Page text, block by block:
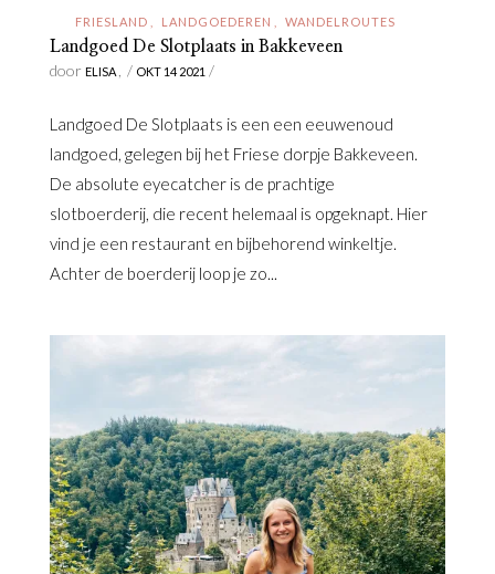
FRIESLAND LANDGOEDEREN WANDELROUTES
Landgoed De Slotplaats in Bakkeveen
door ELISA / OKT 14 2021 /
Landgoed De Slotplaats is een een eeuwenoud
landgoed, gelegen bij het Friese dorpje Bakkeveen.
De absolute eyecatcher is de prachtige
slotboerderij, die recent helemaal is opgeknapt. Hier
vind je een restaurant en bijbehorend winkeltje.
Achter de boerderij loop je zo...